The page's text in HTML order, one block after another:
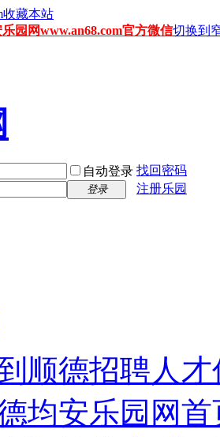
收藏本站
园网www.an68.com官方微信切换到
自动登录 找回密码
登录 注册乐园
顺德招聘人
均安乐园网首